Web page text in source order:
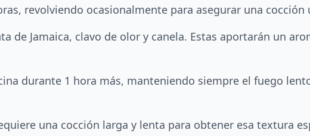
revolviendo ocasionalmente para asegurar una cocción
de Jamaica, clavo de olor y canela. Estas aportarán un
durante 1 hora más, manteniendo siempre el fuego
una cocción larga y lenta para obtener esa textura